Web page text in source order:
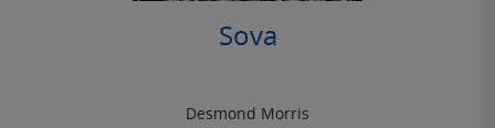
Sova
Desmond Morris